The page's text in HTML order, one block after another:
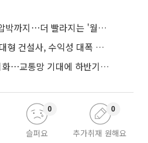
전세 35% 줄었는데 세금 압박까지⋯더 빨라지는 '월세화'
'고원가 터널' 끝 보인다…대형 건설사, 수익성 대폭 개선
부울경 메가시티 논의 본격화⋯교통망 기대에 하반기 분양시장 '주목'
슬퍼요
0
추가취재 원해요
0